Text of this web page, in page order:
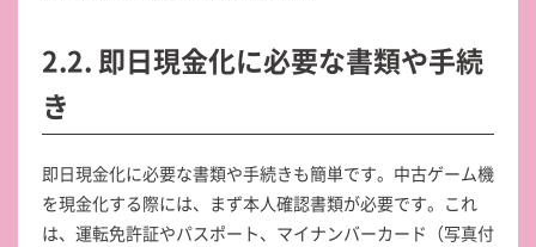
2.2. 即日現金化に必要な書類や手続
き
即日現金化に必要な書類や手続きも簡単です。中古ゲーム機
を現金化する際には、まず本人確認書類が必要です。これ
は、運転免許証やパスポート、マイナンバーカード（写真付